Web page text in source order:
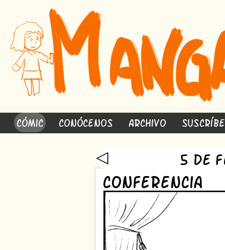
Cómic Conócenos Archivo
◁ 5 de